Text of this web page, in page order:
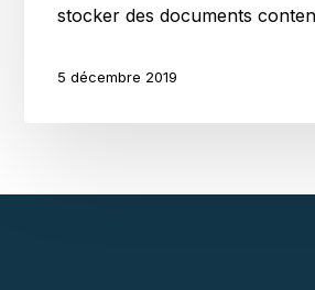
stocker des documents
5 décembre 2019